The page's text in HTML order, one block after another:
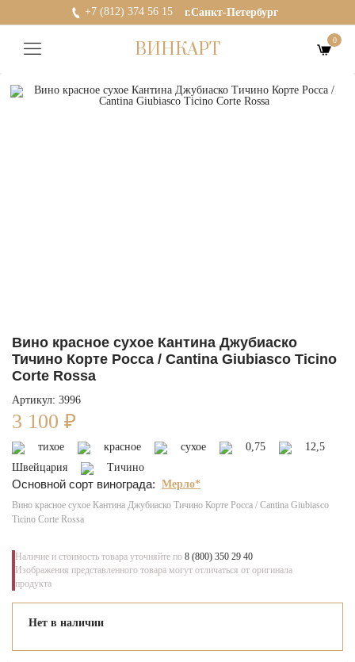
+7 (812) 374 56 15 г.Санкт-Петербург
ВИНКАРТ 0
Вино красное сухое Кантина Джубиаско
Тичино Корте Росса / Cantina Giubiasco Ticino
Corte Rossa
Артикул: 3996
3 100 ₽
тихое красное сухое 0,75
12,5
Швейцария
Тичино
Основной сорт винограда: Мерло*
Вино красное сухое Кантина Джубиаско Тичино Корте Росса / Cantina Giubiasco
Ticino Corte Rossa
Наличие и стоимость товара уточняйте по 8 (800) 350 29 40
Изображения представленного товара могут отличаться от оригинала
продукта
Нет в наличии